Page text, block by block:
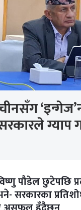
ग्याप
पौडेल छुटेपछि
सरकारका